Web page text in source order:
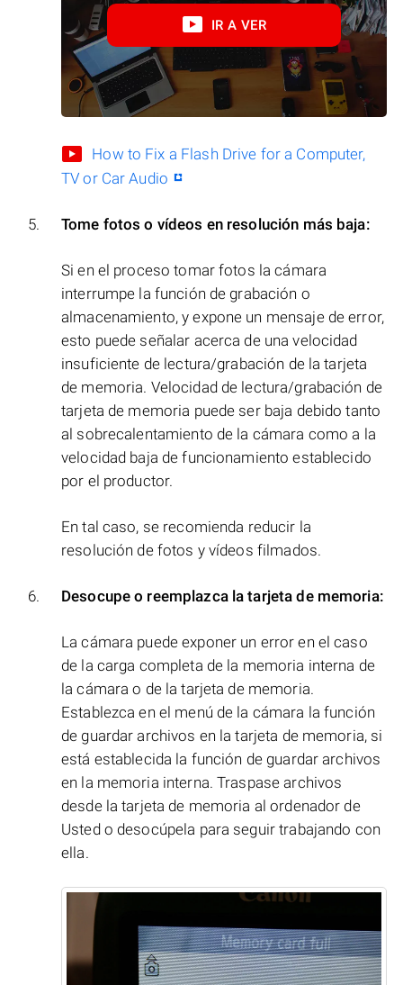
IR A VER
How to Fix a Flash Drive for a Computer,
TV or Car Audio
Tome fotos o vídeos en resolución más baja:
Si en el proceso tomar fotos la cámara
interrumpe la función de grabación o
almacenamiento, y expone un mensaje de error,
esto puede señalar acerca de una velocidad
insuficiente de lectura/grabación de la tarjeta
de memoria. Velocidad de lectura/grabación de
tarjeta de memoria puede ser baja debido tanto
al sobrecalentamiento de la cámara como a la
velocidad baja de funcionamiento establecido
por el productor.
En tal caso, se recomienda reducir la
resolución de fotos y vídeos filmados.
Desocupe o reemplazca la tarjeta de memoria:
La cámara puede exponer un error en el caso
de la carga completa de la memoria interna de
la cámara o de la tarjeta de memoria.
Establezca en el menú de la cámara la función
de guardar archivos en la tarjeta de memoria, si
está establecida la función de guardar archivos
en la memoria interna. Traspase archivos
desde la tarjeta de memoria al ordenador de
Usted o desocúpela para seguir trabajando con
ella.